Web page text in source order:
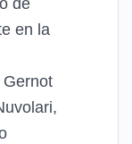
de
en la